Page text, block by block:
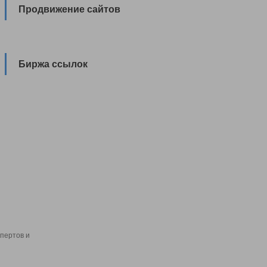
Продвижение сайтов
Биржа ссылок
и